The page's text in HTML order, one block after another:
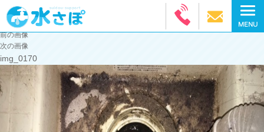
前の画像
次の画像
img_0170